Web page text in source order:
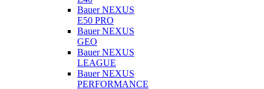
Bauer NEXUS
E50 PRO
Bauer NEXUS
GEO
Bauer NEXUS
LEAGUE
Bauer NEXUS
PERFORMANCE